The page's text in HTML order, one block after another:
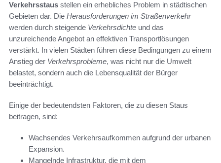
Verkehrsstaus stellen ein erhebliches Problem in städtischen
Gebieten dar. Die Herausforderungen im Straßenverkehr
werden durch steigende Verkehrsdichte und das
unzureichende Angebot an effektiven Transportlösungen
verstärkt. In vielen Städten führen diese Bedingungen zu einem
Anstieg der Verkehrsprobleme, was nicht nur die Umwelt
belastet, sondern auch die Lebensqualität der Bürger
beeinträchtigt.
Einige der bedeutendsten Faktoren, die zu diesen Staus
beitragen, sind:
Wachsendes Verkehrsaufkommen aufgrund der urbanen
Expansion.
Mangelnde Infrastruktur, die mit dem